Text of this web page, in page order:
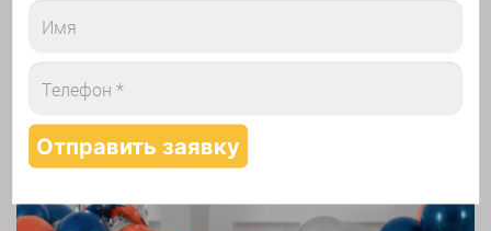
Надутие шаров гелием